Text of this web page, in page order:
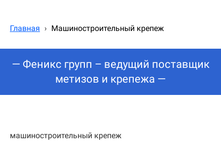
Главная › Машиностроительный крепеж
— Феникс групп – ведущий поставщик
метизов и крепежа —
машиностроительный крепеж